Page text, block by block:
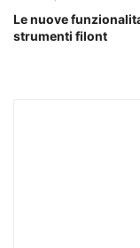
Le nuove
strumenti filont